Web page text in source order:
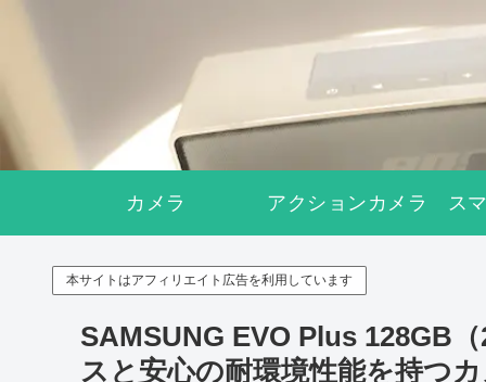
カメラ アクションカメラ ス
本サイトはアフィリエイト広告を利用しています
SAMSUNG EVO Plus 128GB
スと安心の耐環境性能を持つ